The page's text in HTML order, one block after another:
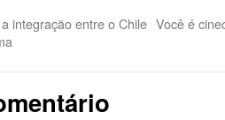
integração entre o Chile Você é